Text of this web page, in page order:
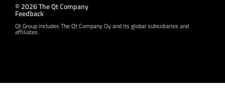
© 2026 The Qt Company
Feedback
Qt Group includes The Qt Company Oy and its global subsidiaries and
affiliates.